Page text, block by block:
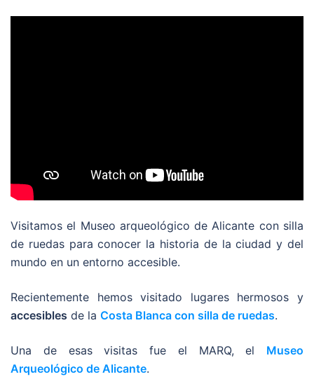
Visitamos el Museo arqueológico de Alicante con silla
de ruedas para conocer la historia de la ciudad y del
mundo en un entorno accesible.
Recientemente hemos visitado lugares hermosos y
accesibles de la Costa Blanca con silla de ruedas.
Una de esas visitas fue el MARQ, el Museo
Arqueológico de Alicante.